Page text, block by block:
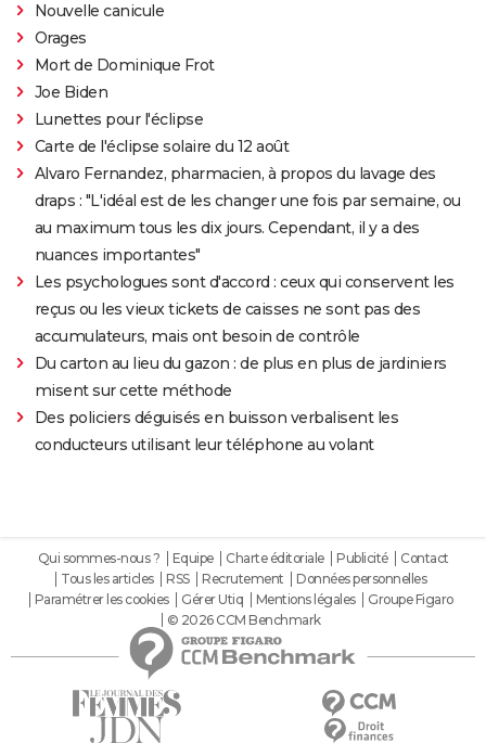
Nouvelle canicule
Orages
Mort de Dominique Frot
Joe Biden
Lunettes pour l'éclipse
Carte de l'éclipse solaire du 12 août
Alvaro Fernandez, pharmacien, à propos du lavage des
draps : "L'idéal est de les changer une fois par semaine, ou
au maximum tous les dix jours. Cependant, il y a des
nuances importantes"
Les psychologues sont d'accord : ceux qui conservent les
reçus ou les vieux tickets de caisses ne sont pas des
accumulateurs, mais ont besoin de contrôle
Du carton au lieu du gazon : de plus en plus de jardiniers
misent sur cette méthode
Des policiers déguisés en buisson verbalisent les
conducteurs utilisant leur téléphone au volant
Qui sommes-nous ? Equipe Charte éditoriale Publicité
Contact
Tous les articles
RSS Recrutement
Données personnelles
Paramétrer les cookies
Gérer Utiq Mentions légales
Groupe Figaro
© 2026 CCM Benchmark